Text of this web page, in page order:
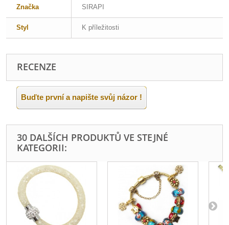
Značka SIRAPI
Styl K příležitosti
RECENZE
Buďte první a napište svůj názor !
30 DALŠÍCH PRODUKTŮ VE STEJNÉ
KATEGORII: